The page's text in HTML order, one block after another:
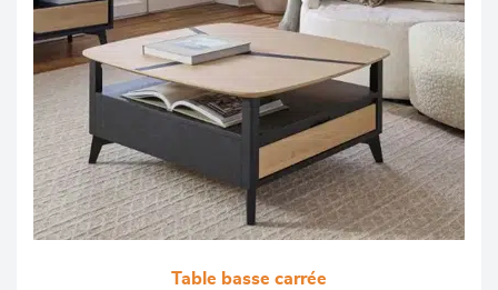
Table basse carrée